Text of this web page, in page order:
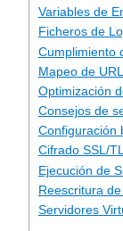
Variables de
Ficheros de
Cumplimiento
Mapeo de
Optimización
Consejos de
Configuración
Cifrado SSL/
Ejecución de
Reescritura
Servidores